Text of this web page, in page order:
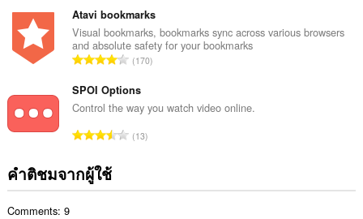
ม
ทั้
ง
ห
ด
:
น
น
ร
ว
ม
ทั้
ห
ว
น
ค
ะ
น
น
ร
ว
ง
Atavi bookmarks
Visual bookmarks, bookmarks sync across various browsers
and absolute safety for your bookmarks
จำ
ว
น
ะ
น
170
SPOI Options
Control the way you watch video online.
จำ
13
คำติชมจากผู้ใช้
Comments: 9